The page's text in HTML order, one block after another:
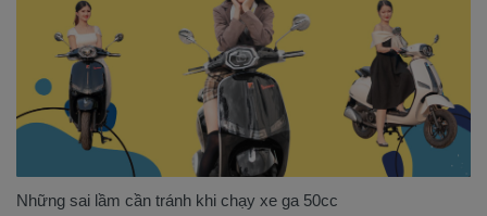
Những sai lầm cần tránh khi chạy xe ga 50cc